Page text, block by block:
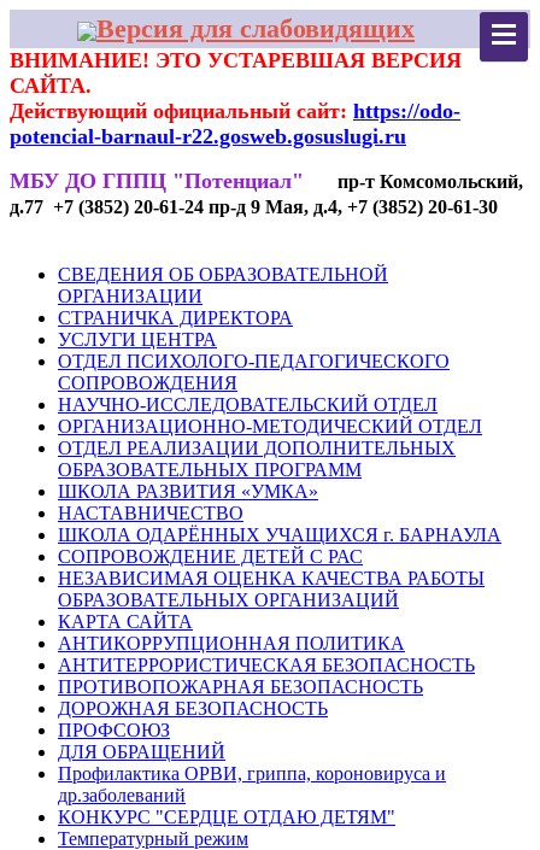
Версия для слабовидящих
ВНИМАНИЕ! ЭТО УСТАРЕВШАЯ ВЕРСИЯ
САЙТА.
Действующий официальный сайт: https://odo-
potencial-barnaul-r22.gosweb.gosuslugi.ru
МБУ ДО ГППЦ "Потенциал"
пр-т Комсомольский,
д.77 +7 (3852) 20-61-24 пр-д 9 Мая, д.4, +7 (3852) 20-61-30
СВЕДЕНИЯ ОБ ОБРАЗОВАТЕЛЬНОЙ
ОРГАНИЗАЦИИ
СТРАНИЧКА ДИРЕКТОРА
УСЛУГИ ЦЕНТРА
ОТДЕЛ ПСИХОЛОГО-ПЕДАГОГИЧЕСКОГО
СОПРОВОЖДЕНИЯ
НАУЧНО-ИССЛЕДОВАТЕЛЬСКИЙ ОТДЕЛ
ОРГАНИЗАЦИОННО-МЕТОДИЧЕСКИЙ ОТДЕЛ
ОТДЕЛ РЕАЛИЗАЦИИ ДОПОЛНИТЕЛЬНЫХ
ОБРАЗОВАТЕЛЬНЫХ ПРОГРАММ
ШКОЛА РАЗВИТИЯ «УМКА»
НАСТАВНИЧЕСТВО
ШКОЛА ОДАРЁННЫХ УЧАЩИХСЯ г. БАРНАУЛА
СОПРОВОЖДЕНИЕ ДЕТЕЙ С РАС
НЕЗАВИСИМАЯ ОЦЕНКА КАЧЕСТВА РАБОТЫ
ОБРАЗОВАТЕЛЬНЫХ ОРГАНИЗАЦИЙ
КАРТА САЙТА
АНТИКОРРУПЦИОННАЯ ПОЛИТИКА
АНТИТЕРРОРИСТИЧЕСКАЯ БЕЗОПАСНОСТЬ
ПРОТИВОПОЖАРНАЯ БЕЗОПАСНОСТЬ
ДОРОЖНАЯ БЕЗОПАСНОСТЬ
ПРОФСОЮЗ
ДЛЯ ОБРАЩЕНИЙ
Профилактика ОРВИ, гриппа, короновируса и
др.заболеваний
КОНКУРС "СЕРДЦЕ ОТДАЮ ДЕТЯМ"
Температурный режим